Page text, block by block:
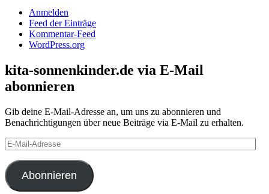
Anmelden
Feed der Einträge
Kommentar-Feed
WordPress.org
kita-sonnenkinder.de via E-Mail
abonnieren
Gib deine E-Mail-Adresse an, um uns zu abonnieren und
Benachrichtigungen über neue Beiträge via E-Mail zu erhalten.
E-
Mail-
Adresse
Abonnieren